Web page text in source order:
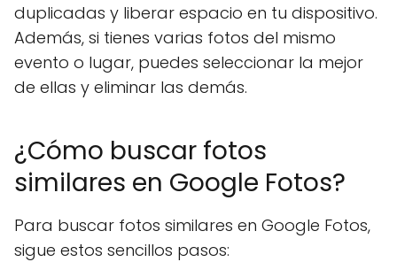
duplicadas y liberar espacio en tu dispositivo.
Además, si tienes varias fotos del mismo
evento o lugar, puedes seleccionar la mejor
de ellas y eliminar las demás.
¿Cómo buscar fotos
similares en Google Fotos?
Para buscar fotos similares en Google Fotos,
sigue estos sencillos pasos: